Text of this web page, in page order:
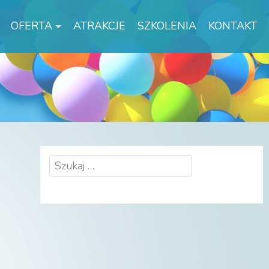
OFERTA ATRAKCJE SZKOLENIA KONTAKT
Szukaj: